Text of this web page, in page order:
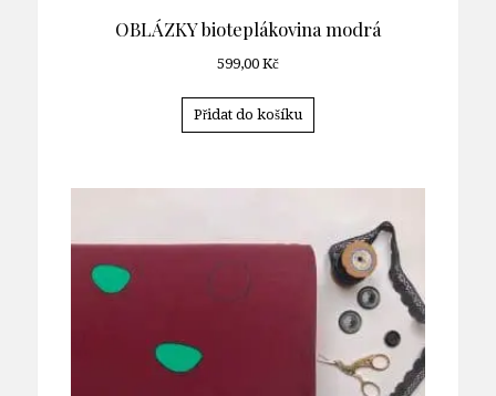
OBLÁZKY bioteplákovina modrá
599,00 Kč
Přidat do košíku